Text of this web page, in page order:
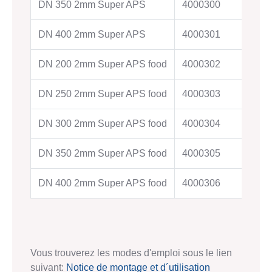
DN 350 2mm Super APS 4000300
DN 400 2mm Super APS 4000301
DN 200 2mm Super APS food 4000302
DN 250 2mm Super APS food 4000303
DN 300 2mm Super APS food 4000304
DN 350 2mm Super APS food 4000305
DN 400 2mm Super APS food 4000306
Vous trouverez les modes d'emploi sous le lien
suivant: Notice de montage et d´utilisation